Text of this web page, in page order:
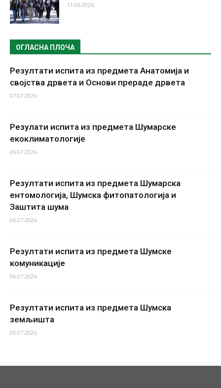
11.06.2026.
ОГЛАСНА ПЛОЧА
Резултати испита из предмета Анатомија и
својства дрвета и Основи прераде дрвета
07.07.2026.
Резулати испита из предмета Шумарске
екоклиматологије
06.07.2026.
Резултати испита из предмета Шумарска
ентомологија, Шумска фитопатологија и
Заштита шума
06.07.2026.
Резултати испита из предмета Шумске
комуникације
06.07.2026.
Резултати испита из предмета Шумска
земљишта
03.07.2026.